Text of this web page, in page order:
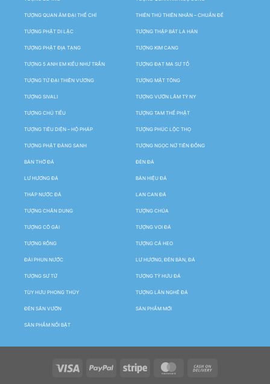
TƯỢNG QUAN ÂM ĐẠI THẾ CHÍ THIÊN THỦ THIÊN NHÃN – CHUẨN ĐỀ
TƯỢNG PHẬT DI LẶC TƯỢNG THẬP BÁT LA HÁN
TƯỢNG PHẬT ĐỊA TẠNG TƯỢNG KIM CANG
TƯỢNG 5 ANH EM KIỀU NHƯ TRẦN TƯỢNG ĐẠT MA SƯ TỔ
TƯỢNG TỨ ĐẠI THIÊN VƯƠNG TƯỢNG MẬT TÔNG
TƯỢNG SIVALI TƯỢNG VƯỜN LÂM TỲ NY
TƯỢNG CHÚ TIỂU TƯỢNG TAM THẾ PHẬT
TƯỢNG TIÊU DIỆN – HỘ PHÁP TƯỢNG PHÚC LỘC THỌ
TƯỢNG PHẬT ĐẢNG SANH TƯỢNG NGỌC NỮ TIÊN ĐỒNG
BÀN THỜ ĐÁ ĐÈN ĐÁ
LƯ HƯƠNG ĐÁ BẢN HIỆU ĐÁ
THÁP NƯỚC ĐÁ LAN CAN ĐÁ
TƯỢNG CHÂN DUNG TƯỢNG CHÚA
TƯỢNG CÔ GÁI TƯỢNG VOI ĐÁ
TƯỢNG RỒNG TƯỢNG CÁ HEO
ĐÀI PHUN NƯỚC LƯ HƯƠNG, ĐÈN BÀN, ĐÁ
TƯỢNG SƯ TỬ TƯỢNG TỲ HƯU ĐÁ
TÙY HƯU PHONG THỦY TƯỢNG LÂN NGHÊ ĐÁ
ĐÈN SÂN VƯỜN SẢN PHẨM MỚI
SẢN PHẨM NỔI BẬT